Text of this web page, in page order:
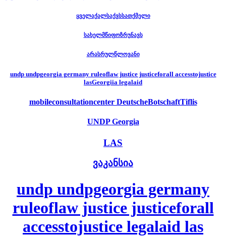
ყველაქალსაქვსსათქმელი
სახელმწიფოზრუნავს
არასრულწლოვანი
undp undpgeorgia germany ruleoflaw justice justiceforall accesstojustice
lasGeorgiia legalaid
mobileconsultationcenter DeutscheBotschaftTiflis
UNDP Georgia
LAS
ვაკანსია
undp undpgeorgia germany
ruleoflaw justice justiceforall
accesstojustice legalaid las